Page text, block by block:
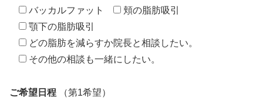
バッカルファット
頬の脂肪吸引
顎下の脂肪吸引
どの脂肪を減らすか院長と相談したい。
その他の相談も一緒にしたい。
ご希望日程 （第1希望）